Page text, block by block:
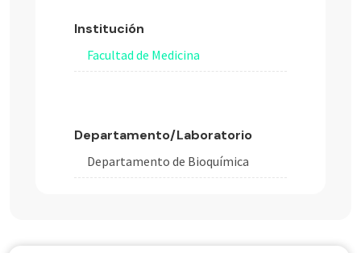
Institución
Facultad de Medicina
Departamento/Laboratorio
Departamento de Bioquímica